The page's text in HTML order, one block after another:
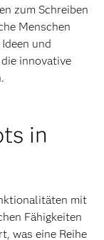
zum Schreiben
Menschen
und
innovative
in
mit
Fähigkeiten
was eine Reihe